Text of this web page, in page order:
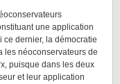
une application
ce dernier, la démocratie
les néoconservateurs de
puisque dans les deux
et leur application